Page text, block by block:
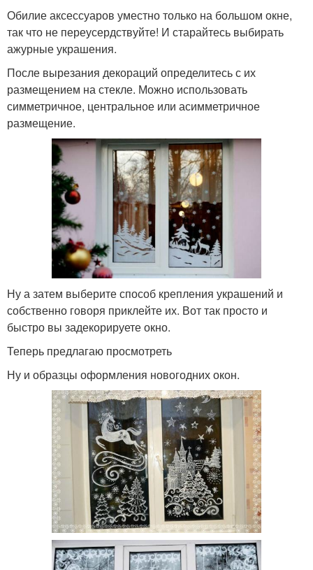
Обилие аксессуаров уместно только на большом окне,
так что не переусердствуйте! И старайтесь выбирать
ажурные украшения.
После вырезания декораций определитесь с их
размещением на стекле. Можно использовать
симметричное, центральное или асимметричное
размещение.
Ну а затем выберите способ крепления украшений и
собственно говоря приклейте их. Вот так просто и
быстро вы задекорируете окно.
Теперь предлагаю просмотреть
Ну и образцы оформления новогодних окон.